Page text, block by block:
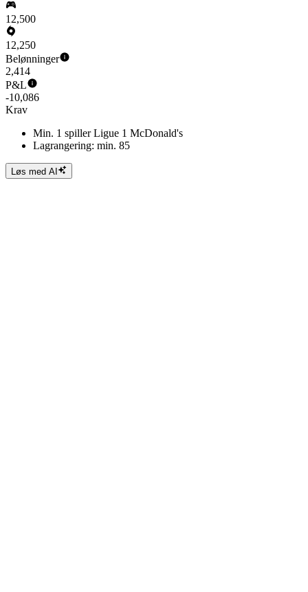
12,500
12,250
Belønninger
2,414
P&L
-10,086
Krav
Min. 1 spiller Ligue 1 McDonald's
Lagrangering: min. 85
Løs med AI